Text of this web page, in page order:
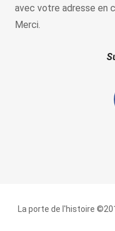
avec votre adresse en
Merci.
La porte de l'histoire